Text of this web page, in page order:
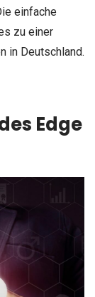
einfache
zu einer
in Deutschland.
Edge